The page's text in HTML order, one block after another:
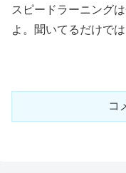
スピードラーニング
よ。聞いてるだけでは
コ